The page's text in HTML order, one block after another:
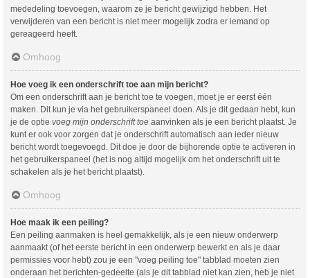
mededeling toevoegen, waarom ze je bericht gewijzigd hebben. Het
verwijderen van een bericht is niet meer mogelijk zodra er iemand op
gereageerd heeft.
Omhoog
Hoe voeg ik een onderschrift toe aan mijn bericht?
Om een onderschrift aan je bericht toe te voegen, moet je er eerst één
maken. Dit kun je via het gebruikerspaneel doen. Als je dit gedaan hebt, kun
je de optie voeg mijn onderschrift toe aanvinken als je een bericht plaatst. Je
kunt er ook voor zorgen dat je onderschrift automatisch aan ieder nieuw
bericht wordt toegevoegd. Dit doe je door de bijhorende optie te activeren in
het gebruikerspaneel (het is nog altijd mogelijk om het onderschrift uit te
schakelen als je het bericht plaatst).
Omhoog
Hoe maak ik een peiling?
Een peiling aanmaken is heel gemakkelijk, als je een nieuw onderwerp
aanmaakt (of het eerste bericht in een onderwerp bewerkt en als je daar
permissies voor hebt) zou je een "voeg peiling toe" tabblad moeten zien
onderaan het berichten-gedeelte (als je dit tabblad niet kan zien, heb je niet